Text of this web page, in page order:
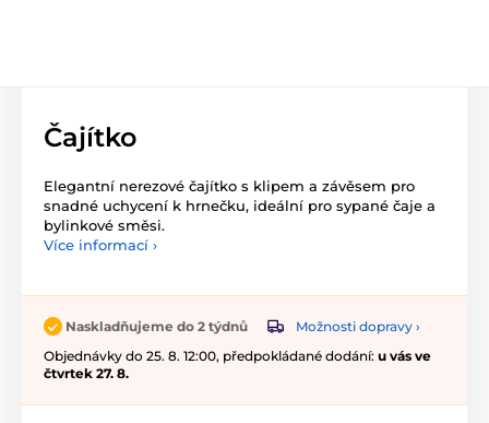
Čajítko
Elegantní nerezové čajítko s klipem a závěsem pro
snadné uchycení k hrnečku, ideální pro sypané čaje a
bylinkové směsi.
Více informací ›
Naskladňujeme do 2 týdnů
Možnosti dopravy ›
Objednávky do 25. 8. 12:00, předpokládané dodání: u vás ve
čtvrtek 27. 8.